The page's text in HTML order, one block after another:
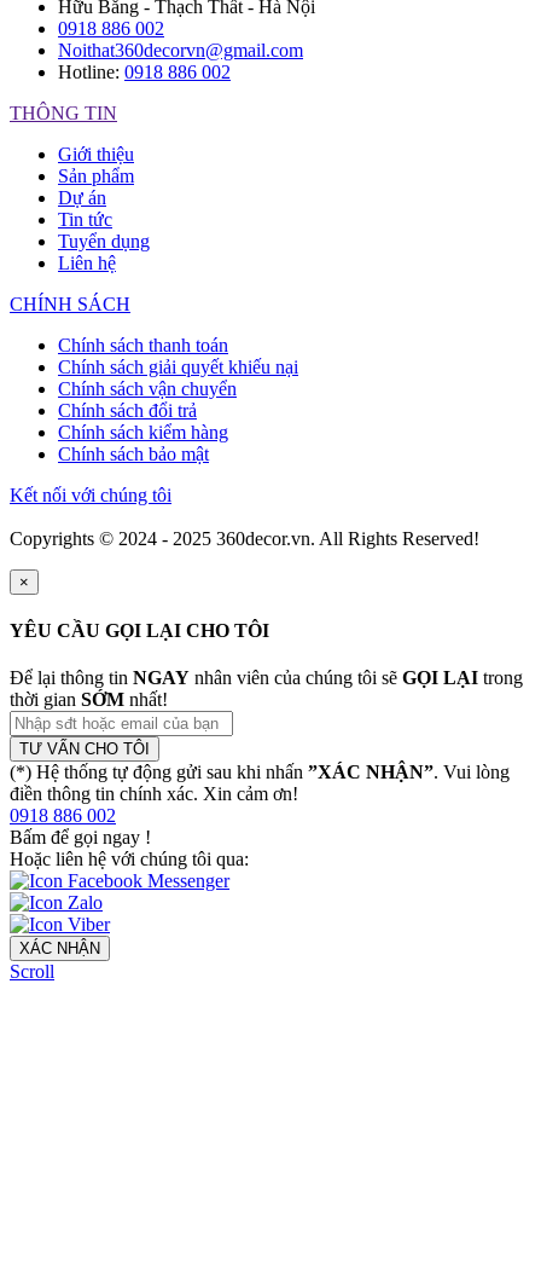
Hữu Bằng - Thạch Thất - Hà Nội
0918 886 002
Noithat360decorvn@gmail.com
Hotline: 0918 886 002
THÔNG TIN
Giới thiệu
Sản phẩm
Dự án
Tin tức
Tuyển dụng
Liên hệ
CHÍNH SÁCH
Chính sách thanh toán
Chính sách giải quyết khiếu nại
Chính sách vận chuyển
Chính sách đổi trả
Chính sách kiểm hàng
Chính sách bảo mật
Kết nối với chúng tôi
Copyrights © 2024 - 2025 360decor.vn. All Rights Reserved!
×
YÊU CẦU GỌI LẠI CHO TÔI
Để lại thông tin NGAY nhân viên của chúng tôi sẽ GỌI LẠI trong
thời gian SỚM nhất!
TƯ VẤN CHO TÔI
(*) Hệ thống tự động gửi sau khi nhấn ”XÁC NHẬN”. Vui lòng
điền thông tin chính xác. Xin cảm ơn!
0918 886 002
Bấm để gọi ngay !
Hoặc liên hệ với chúng tôi qua:
XÁC NHẬN
Scroll